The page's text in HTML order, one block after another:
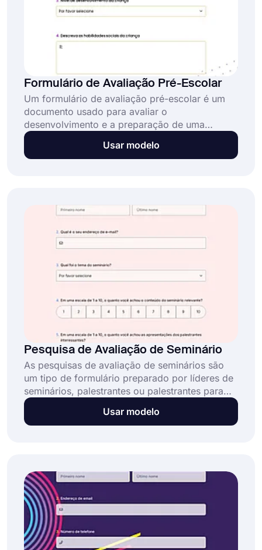
Formulário de Avaliação Pré-Escolar
Um formulário de avaliação pré-escolar é um
documento usado para avaliar o
desenvolvimento e a preparação de uma
criança para o jardim de infância. O formulário
inclui seções sobre áreas como habilidades
pais, educadores ou outros profissionais que
trabalham com a criança.
Usar modelo
Pesquisa de Avaliação de Seminário
As pesquisas de avaliação de seminários são
um tipo de formulário preparado por líderes de
seminários, palestrantes ou palestrantes para
medir as opiniões e experiências dos
participantes sobre o seminário em questão.
o feedback coletado você poderá preparar um
programa de seminário melhor. Agora, prepare
uma pesquisa de avaliação do seminário
clicando no modelo de uso!
Usar modelo